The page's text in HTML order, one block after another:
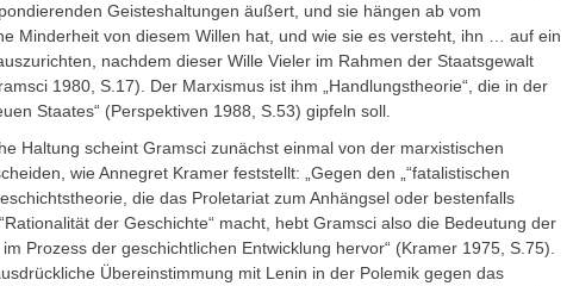
Geisteshaltungen äußert, und sie hängen ab vom
Minderheit von diesem Willen hat, und wie sie es versteht, ihn … auf ein
nachdem dieser Wille Vieler im Rahmen der Staatsgewalt
1980, S.17). Der Marxismus ist ihm „Handlungstheorie“, die in der
Staates“ (Perspektiven 1988, S.53) gipfeln soll.
Haltung scheint Gramsci zunächst einmal von der marxistischen
wie Annegret Kramer feststellt: „Gegen den „“fatalistischen
die das Proletariat zum Anhängsel oder bestenfalls
der Geschichte“ macht, hebt Gramsci also die Bedeutung der
Prozess der geschichtlichen Entwicklung hervor“ (Kramer 1975, S.75).
Übereinstimmung mit Lenin in der Polemik gegen das